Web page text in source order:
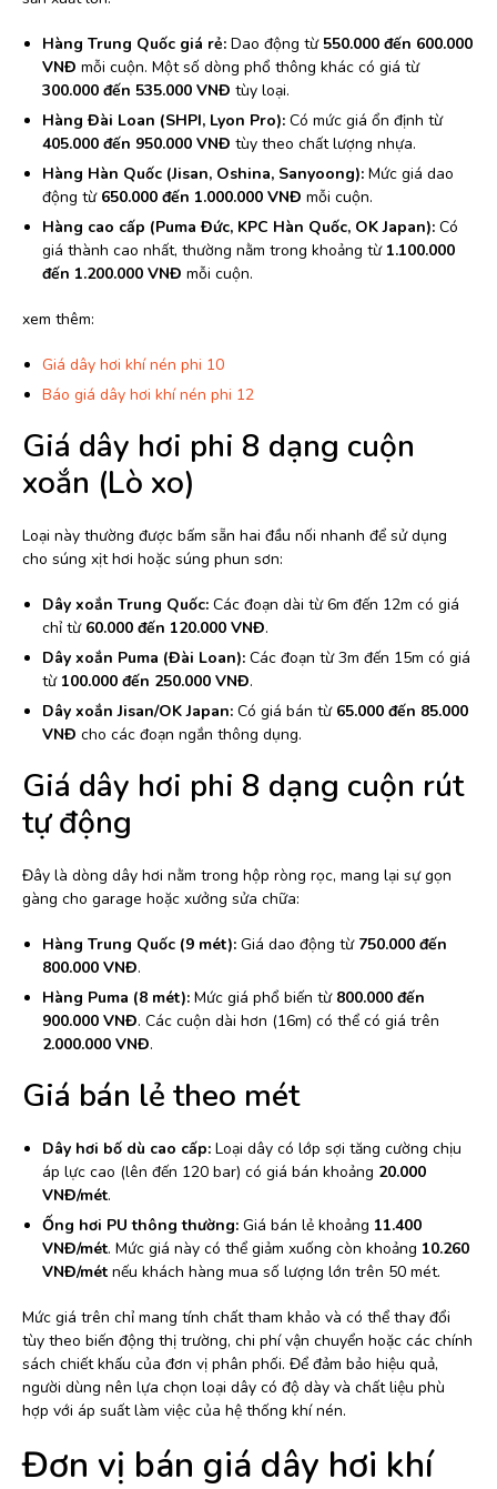
Hàng Trung Quốc giá rẻ: Dao động từ550.000 đến 600.000
VNĐ mỗi cuộn. Một số dòng phổ thông khác có giá từ
300.000 đến 535.000 VNĐ tùy loại.
Hàng Đài Loan (SHPI, Lyon Pro): Có mức giá ổn định từ
405.000 đến 950.000 VNĐ tùy theo chất lượng nhựa.
Hàng Hàn Quốc (Jisan, Oshina, Sanyoong): Mức giá dao
động từ 650.000 đến 1.000.000 VNĐ mỗi cuộn.
Hàng cao cấp (Puma Đức, KPC Hàn Quốc, OK Japan): Có
giá thành cao nhất, thường nằm trong khoảng từ 1.100.000
đến 1.200.000 VNĐ mỗi cuộn.
xem thêm:
Giá dây hơi khí nén phi 10
Báo giá dây hơi khí nén phi 12
Giá dây hơi phi 8 dạng cuộn
xoắn (Lò xo)
Loại này thường được bấm sẵn hai đầu nối nhanh để sử dụng
cho súng xịt hơi hoặc súng phun sơn:
Dây xoắn Trung Quốc: Các đoạn dài từ 6m đến 12m có giá
chỉ từ 60.000 đến 120.000 VNĐ.
Dây xoắn Puma (Đài Loan): Các đoạn từ 3m đến 15m có giá
từ 100.000 đến 250.000 VNĐ.
Dây xoắn Jisan/OK Japan: Có giá bán từ 65.000 đến 85.000
VNĐ cho các đoạn ngắn thông dụng.
Giá dây hơi phi 8 dạng cuộn rút
tự động
Đây là dòng dây hơi nằm trong hộp ròng rọc, mang lại sự gọn
gàng cho garage hoặc xưởng sửa chữa:
Hàng Trung Quốc (9 mét): Giá dao động từ 750.000 đến
800.000 VNĐ.
Hàng Puma (8 mét): Mức giá phổ biến từ 800.000 đến
900.000 VNĐ. Các cuộn dài hơn (16m) có thể có giá trên
2.000.000 VNĐ.
Giá bán lẻ theo mét
Dây hơi bố dù cao cấp: Loại dây có lớp sợi tăng cường chịu
áp lực cao (lên đến 120 bar) có giá bán khoảng 20.000
VNĐ/mét.
Ống hơi PU thông thường: Giá bán lẻ khoảng 11.400
VNĐ/mét. Mức giá này có thể giảm xuống còn khoảng 10.260
VNĐ/mét nếu khách hàng mua số lượng lớn trên 50 mét.
Mức giá trên chỉ mang tính chất tham khảo và có thể thay đổi
tùy theo biến động thị trường, chi phí vận chuyển hoặc các chính
sách chiết khấu của đơn vị phân phối. Để đảm bảo hiệu quả,
người dùng nên lựa chọn loại dây có độ dày và chất liệu phù
hợp với áp suất làm việc của hệ thống khí nén.
Đơn vị bán giá dây hơi khí